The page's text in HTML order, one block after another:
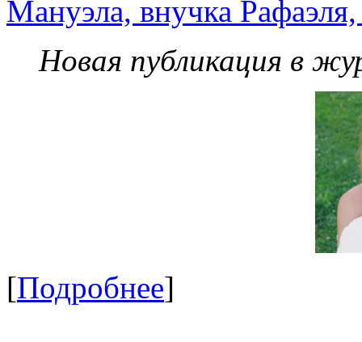
Мануэла, внучка
Новая публикация в
[Подробнее]